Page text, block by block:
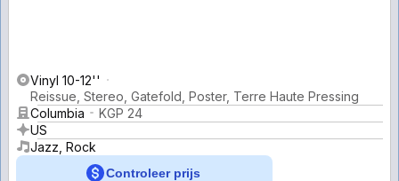
Vinyl 10-12''
Reissue, Stereo, Gatefold, Poster, Terre Haute Pressing
Columbia
KGP 24
US
Jazz, Rock
Controleer prijs